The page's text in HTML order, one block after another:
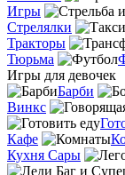
Игры
Стрелялки
Тракторы
Тюрьма
Игры для девочек
Барби
Винкс
Кафе
Кухня Сары